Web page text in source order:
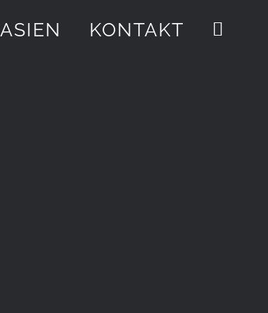
ASIEN KONTAKT